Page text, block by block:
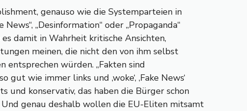
genauso wie die Systemparteien in
News“, „Desinformation“ oder „Propaganda“
damit in Wahrheit kritische Ansichten,
meinen, die nicht den von ihm selbst
entsprechen würden. „Fakten sind
gut wie immer links und ‚woke‘, ‚Fake News‘
und konservativ, das haben die Bürger schon
genau deshalb wollen die EU-Eliten mitsamt